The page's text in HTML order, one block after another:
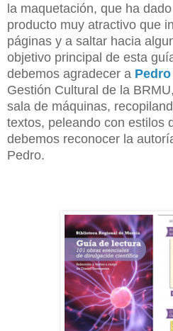
la maquetación, que ha
producto muy atractivo que
páginas y a saltar hacia
objetivo principal de esta
debemos agradecer a
Gestión Cultural de la
sala de máquinas,
textos, peleando con estilos
debemos reconocer la
Pedro.